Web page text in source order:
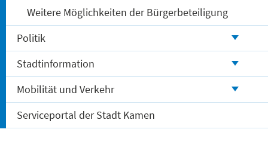
Weitere Möglichkeiten der Bürgerbeteiligung
Politik
Stadtinformation
Mobilität und Verkehr
Serviceportal der Stadt Kamen